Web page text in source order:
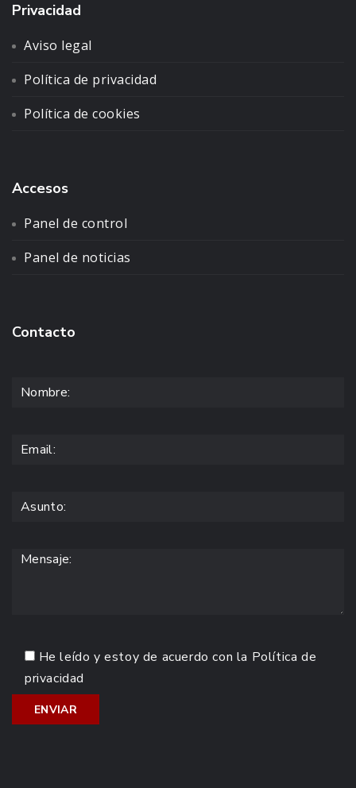
Privacidad
Aviso legal
Política de privacidad
Política de cookies
Accesos
Panel de control
Panel de noticias
Contacto
He leído y estoy de acuerdo con la Política de
privacidad